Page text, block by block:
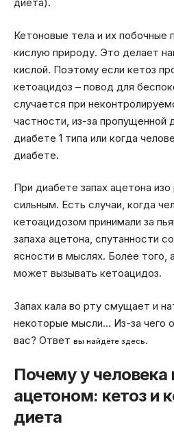
диета).
Кетоновые тела и их
кислую природу. Это делает
кислой. Поэтому если кетоз
кетоацидоз – повод для
случается при
частности, из-за пропущенной
диабете 1 типа или когда
диабете.
При диабете запах ацетона
сильным. Есть случаи, когда
кетоацидозом принимали за
запаха ацетона, спутанности
ясности в мыслях. Более того,
может вызывать кетоацидоз.
Запах кала во рту смущает и
некоторые мысли… Из-за чего
вас? Ответ вы найдёте здесь.
Почему у человека
ацетоном: кетоз и
диета